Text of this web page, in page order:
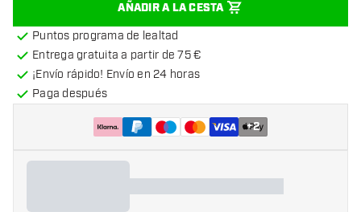
AÑADIR A LA CESTA
Puntos programa de lealtad
Entrega gratuita a partir de 75 €
¡Envío rápido! Envío en 24 horas
Paga después
+2